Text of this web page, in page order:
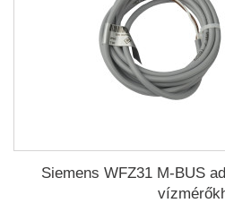
Siemens WFZ31 M-BUS